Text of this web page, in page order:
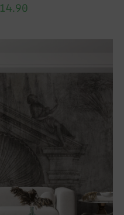
14.90